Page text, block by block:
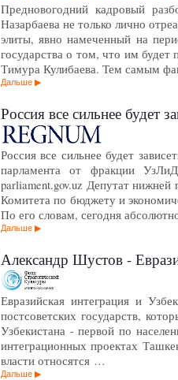
Предновогодний кадровый
Назарбаева не только лично
элиты, явно намеченный на
государства о том, что им будет
Тимура Кулибаева. Тем самым
Дальше
Россия все сильнее будет
Россия все сильнее будет
парламента от фракции
parliament.gov.uz Депутат
Комитета по бюджету и
По его словам, сегодня
Дальше
Александр Шустов -
Евразийская интеграция и
постсоветских государств,
Узбекистана - первой по
интеграционных проектах
власти относятся …
Дальше